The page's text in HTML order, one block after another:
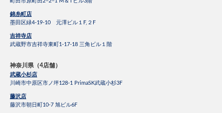
錦糸町店
墨田区緑4-19-10 元澤ビル１F,２F
吉祥寺店
武蔵野市吉祥寺東町1-17-18 三角ビル１階
神奈川県（4店舗）
武蔵小杉店
川崎市中原区市ノ坪128-1 PrimaSK武蔵小杉3F
藤沢店
藤沢市朝日町10-7 旭ビル6F